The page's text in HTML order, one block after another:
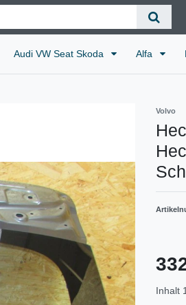
Audi VW Seat Skoda Alfa
Volvo
Inhalt 1